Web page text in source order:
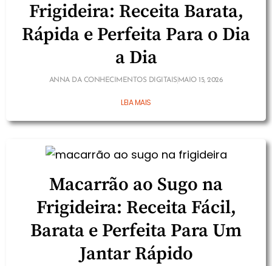
Frigideira: Receita Barata,
Rápida e Perfeita Para o Dia
a Dia
ANNA DA CONHECIMENTOS DIGITAIS MAIO 15, 2026
LEIA MAIS
Macarrão ao Sugo na
Frigideira: Receita Fácil,
Barata e Perfeita Para Um
Jantar Rápido